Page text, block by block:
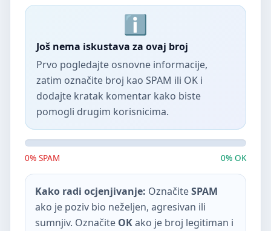
Još nema iskustava za ovaj broj
Prvo pogledajte osnovne informacije,
zatim označite broj kao SPAM ili OK i
dodajte kratak komentar kako biste
pomogli drugim korisnicima.
0% SPAM 0% OK
Kako radi ocjenjivanje: OznačiteSPAM
ako je poziv bio neželjen, agresivan ili
sumnjiv. Označite OKako je broj legitiman i